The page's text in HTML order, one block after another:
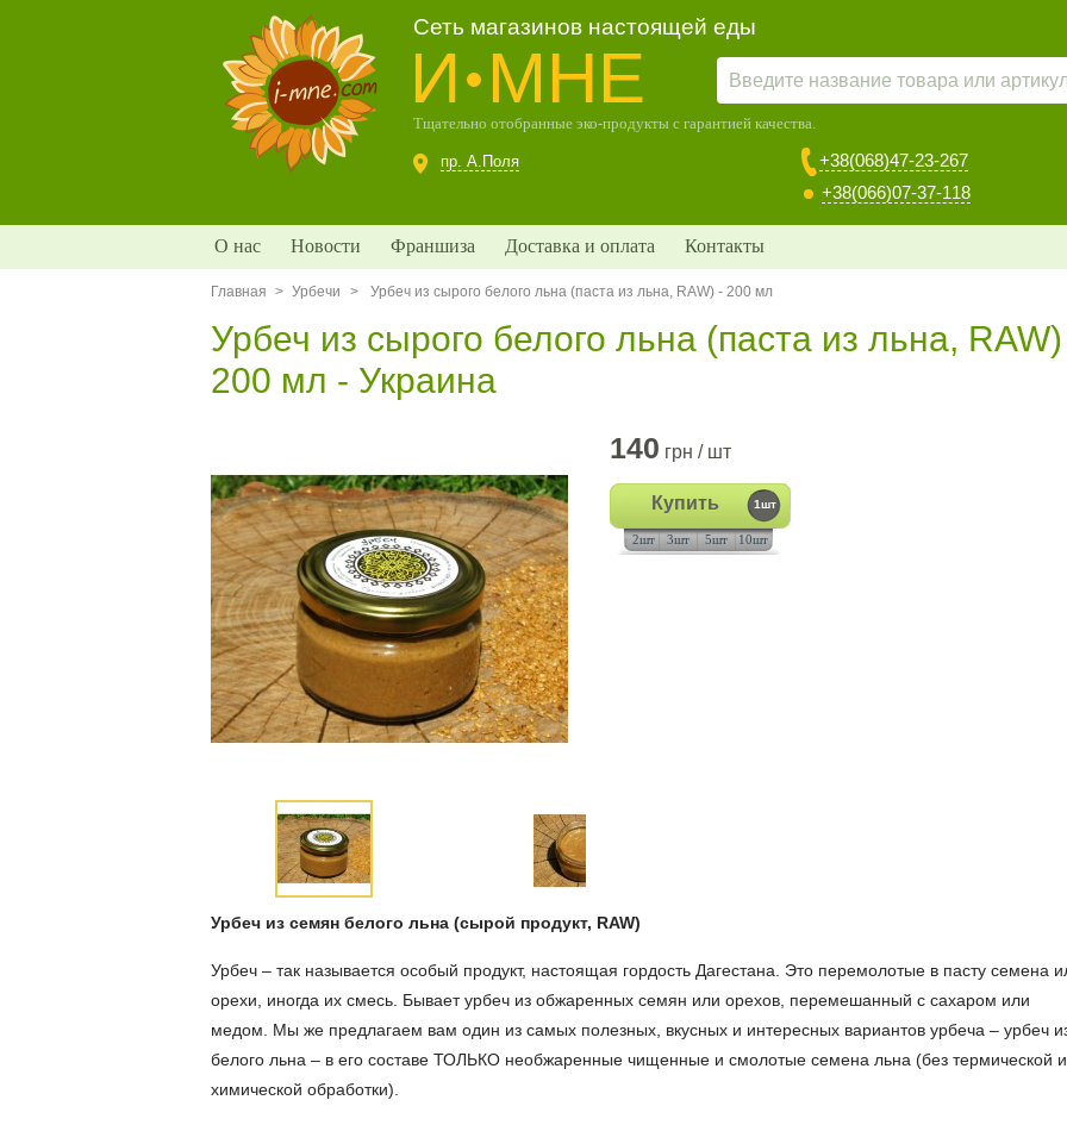
Сеть магазинов настоящей еды
И МНЕ
Тщательно отобранные эко-продукты с гарантией качества.
пр. А.Поля
+38(068)47-23-267
+38(066)07-37-118
О нас Новости Франшиза Доставка и оплата Контакты
Главная > Урбечи > Урбеч из сырого белого льна (паста из льна, RAW) - 200 мл
Урбеч из сырого белого льна (паста из льна,
200 мл - Украина
140 грн / шт
Купить 1шт
2шт 3шт 5шт 10шт
Урбеч из семян белого льна (сырой продукт, RAW)
Урбеч – так называется особый продукт, настоящая гордость Дагестана. Это перемолотые в пасту семена
орехи, иногда их смесь. Бывает урбеч из обжаренных семян или орехов, перемешанный с сахаром или
медом. Мы же предлагаем вам один из самых полезных, вкусных и интересных вариантов урбеча – урбеч
белого льна – в его составе ТОЛЬКО необжаренные чищенные и смолотые семена льна (без термической и
химической обработки).